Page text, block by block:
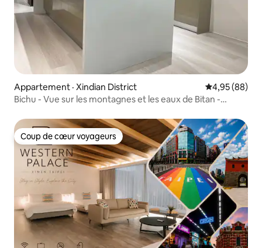
Appartement · Xindian District Note
4,95 (88)
Bichu - Vue sur les montagnes et les eaux de Bitan -
- Parking gratuit - Lit double extra-large - Station de
métro Xindian - Source chaude de Wulai - Yulong City
Xindian
Coup de cœur voyageurs
Coup de cœur voyageurs